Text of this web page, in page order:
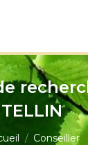
TELLIN
êtes ici :Conseiller